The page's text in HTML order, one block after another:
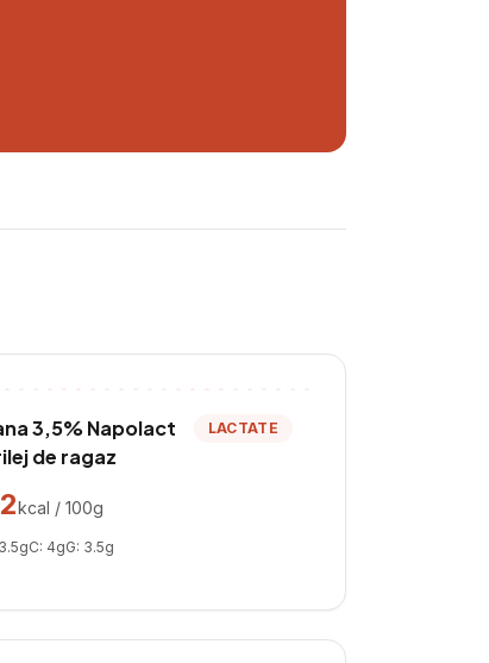
3,5% Napolact
de ragaz
LACTATE
kcal / 100g
3.5gC: 4gG: 3.5g